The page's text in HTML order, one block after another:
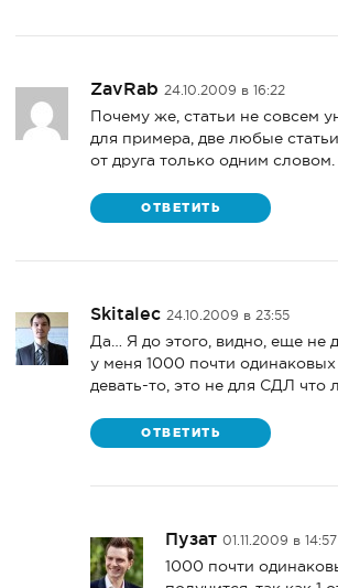
ZavRab 24.10.2009 в 16:22
Почему же, статьи не совсем
для примера, две любые
от друга только одним словом.
ОТВЕТИТЬ
Skitalec 24.10.2009 в 23:55
Да… Я до этого, видно, еще не
у меня 1000 почти одинаковых
девать-то, это не для СДЛ что
ОТВЕТИТЬ
Пузат01.11.2009 в 14:57
1000 почти